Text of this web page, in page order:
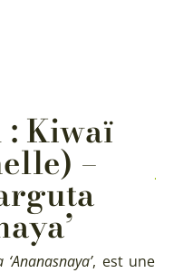
Kiwaï
–
, est une